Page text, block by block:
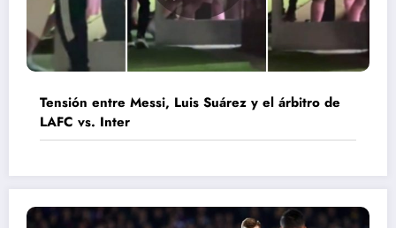
Tensión entre Messi, Luis Suárez y el árbitro de
LAFC vs. Inter